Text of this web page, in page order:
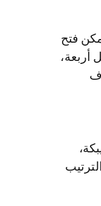
الوطنية، تمكن فتح